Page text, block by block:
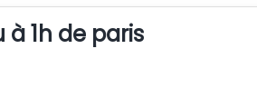
1h de paris